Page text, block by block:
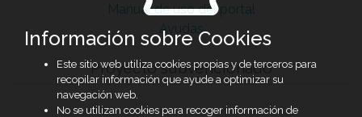
Manual de uso del portal
Ayudas
Proyecto subvencionado
Información sobre Cookies
Este sitio web utiliza cookies propias y de terceros para
recopilar información que ayude a optimizar su
navegación web.
No se utilizan cookies para recoger información de